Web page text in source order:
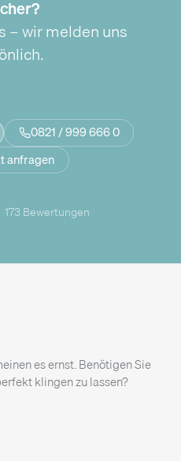
– wir melden uns
0821 / 999 666 0
anfragen
·173 Bewertungen
es ernst. Benötigen Sie
klingen zu lassen?